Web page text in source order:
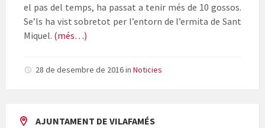
el pas del temps, ha passat a tenir més de 10 gossos.
Se’ls ha vist sobretot per l’entorn de l’ermita de Sant
Miquel. (més…)
28 de desembre de 2016in Noticies
AJUNTAMENT DE VILAFAMÉS